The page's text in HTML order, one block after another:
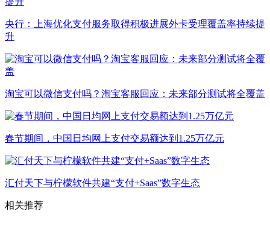
央行：上海优化支付服务取得积极进展外卡受理覆盖率持续提
升
淘宝可以微信支付吗？淘宝客服回应：未来部分测试将全覆盖
春节期间，中国日均网上支付交易额达到1.25万亿元
汇付天下与柠檬软件共建“支付+Saas”数字生态
相关推荐